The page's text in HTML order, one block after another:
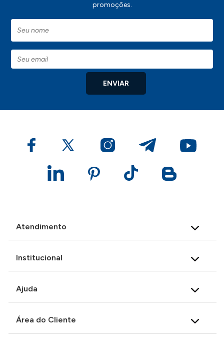
promoções.
ENVIAR
Atendimento
Institucional
Ajuda
Área do Cliente